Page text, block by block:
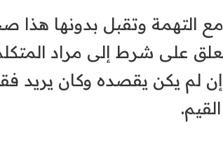
مع التهمة وتقبل بدونها هذا
على شرط إلى مراد
لم يكن يقصده وكان يريد